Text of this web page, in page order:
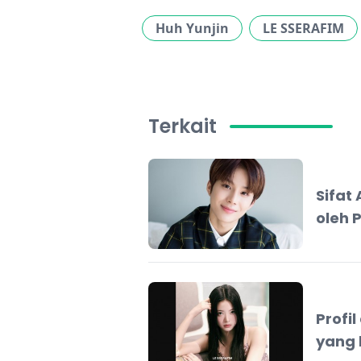
Huh Yunjin LE SSERAFIM
Terkait
Sifat
oleh
Profil
yang